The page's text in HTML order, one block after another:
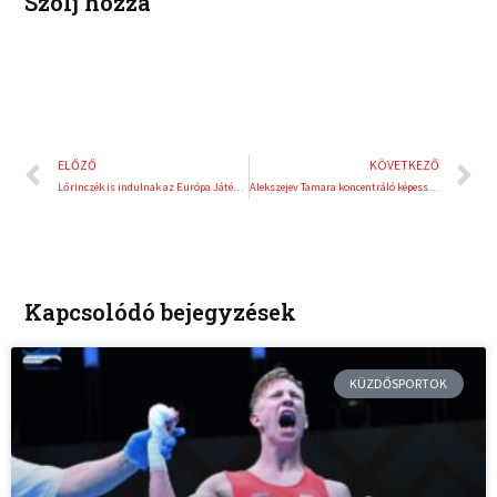
Előző
ELŐZŐ
Lőrinczék is indulnak az Európa Játékokon
KÖVETKEZŐ
Alekszejev Tamara koncentráló képességének köszönheti a győzelmet
Kapcsolódó bejegyzések
KÜZDŐSPORTOK